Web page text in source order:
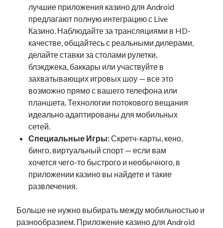
лучшие приложения казино для Android
предлагают полную интеграцию с Live
Казино. Наблюдайте за трансляциями в HD-
качестве, общайтесь с реальными дилерами,
делайте ставки за столами рулетки,
блэкджека, баккары или участвуйте в
захватывающих игровых шоу — все это
возможно прямо с вашего телефона или
планшета. Технологии потокового вещания
идеально адаптированы для мобильных
сетей.
Специальные Игры:Скретч-карты, кено,
бинго, виртуальный спорт — если вам
хочется чего-то быстрого и необычного, в
приложении казино вы найдете и такие
развлечения.
Больше не нужно выбирать между мобильностью и
разнообразием. Приложение казино для Android